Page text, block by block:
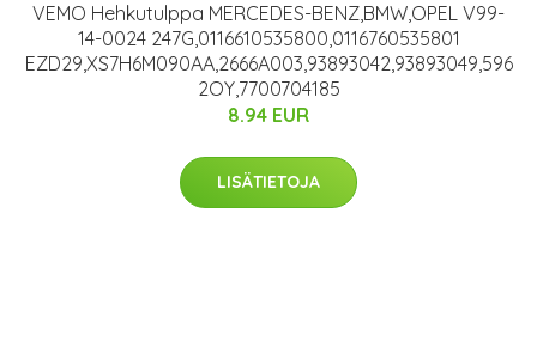
VEMO Hehkutulppa MERCEDES-BENZ,BMW,OPEL V99-
14-0024 247G,0116610535800,0116760535801
EZD29,XS7H6M090AA,2666A003,93893042,93893049,596
2OY,7700704185
8.94 EUR
LISÄTIETOJA